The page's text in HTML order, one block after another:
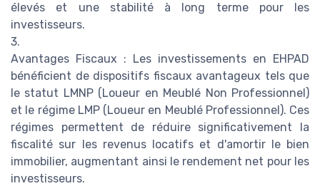
élevés et une stabilité à long terme pour les
investisseurs.
3.
Avantages Fiscaux : Les investissements en EHPAD
bénéficient de dispositifs fiscaux avantageux tels que
le statut LMNP (Loueur en Meublé Non Professionnel)
et le régime LMP (Loueur en Meublé Professionnel). Ces
régimes permettent de réduire significativement la
fiscalité sur les revenus locatifs et d'amortir le bien
immobilier, augmentant ainsi le rendement net pour les
investisseurs.